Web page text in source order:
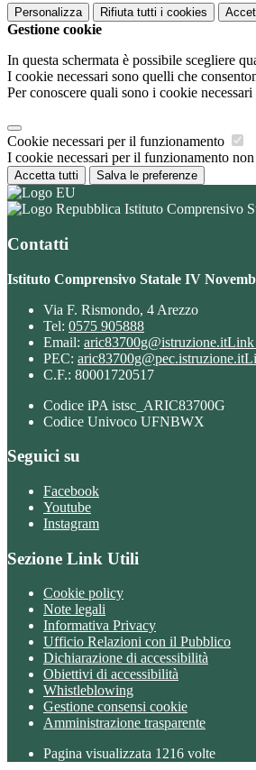
Personalizza Rifiuta tutti i cookies
Gestione cookie
In questa schermata è possibile scegliere
I cookie necessari sono quelli che
Per conoscere quali sono i cookie
Cookie necessari per il funzionamento
I cookie necessari per il funzionamento
Accetta tutti Salva le preferenze
Istituto Comprensivo
Contatti
Istituto Comprensivo Statale IV
Via F. Rismondo, 4 Arezzo
Tel: 0575 905888
Email: aric83700g@istruzione.itLink
PEC: aric83700g@pec.istruzione.it
C.F.: 80001720517
Codice iPA istsc_ARIC83700G
Codice Univoco UFNBWX
Seguici su
Facebook
Youtube
Instagram
Sezione Link Utili
Cookie policy
Note legali
Informativa Privacy
Ufficio Relazioni con il Pubblico
Dichiarazione di accessibilità
Obiettivi di accessibilità
Whistleblowing
Gestione consensi cookie
Amministrazione trasparente
Pagina visualizzata 1216 volte